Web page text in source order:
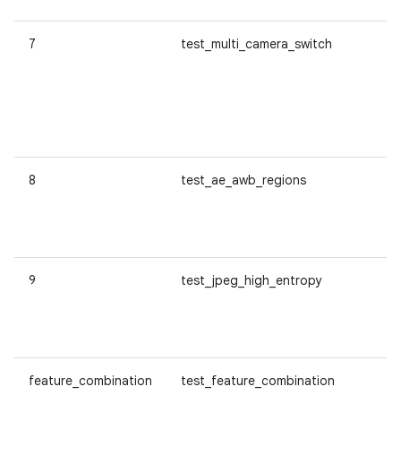
7 test_multi_camera_switch
8 test_ae_awb_regions
9 test_jpeg_high_entropy
feature_combination test_feature_combination